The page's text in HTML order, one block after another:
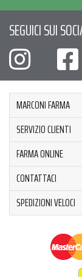
SEGUICI SUI
MARCONI FARMA
SERVIZIO CLIENTI
FARMA ONLINE
CONTATTACI
SPEDIZIONI VELOCI